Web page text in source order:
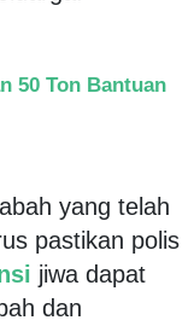
50 Ton Bantuan
yang telah
pastikan polis
jiwa dapat
dan